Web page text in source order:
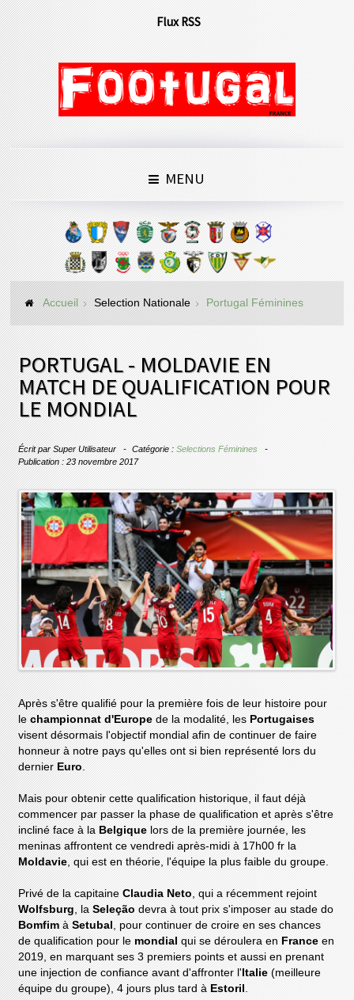
Flux RSS
MENU
Accueil Selection Nationale Portugal Féminines
PORTUGAL - MOLDAVIE EN
MATCH DE QUALIFICATION POUR
LE MONDIAL
Écrit parSuper Utilisateur Catégorie :Selections Féminines
Publication : 23 novembre 2017
Après s'être qualifié pour la première fois de leur histoire pour
lechampionnat d'Europe de la modalité, les Portugaises
visent désormais l'objectif mondial afin de continuer de faire
honneur à notre pays qu'elles ont si bien représenté lors du
dernier Euro.
Mais pour obtenir cette qualification historique, il faut déjà
commencer par passer la phase de qualification et après s'être
incliné face à la Belgique lors de la première journée, les
meninas affrontent ce vendredi après-midi à 17h00 fr la
Moldavie, qui est en théorie, l'équipe la plus faible du groupe.
Privé de la capitaineClaudia Neto, qui a récemment rejoint
Wolfsburg, laSeleçãodevra à tout prix s'imposer au stade do
BomfimàSetubal , pour continuer de croire en ses chances
de qualification pour le mondialqui se déroulera en Franceen
2019, en marquant ses 3 premiers points et aussi en prenant
une injection de confiance avant d'affronter l' Italie (meilleure
équipe du groupe), 4 jours plus tard à Estoril .